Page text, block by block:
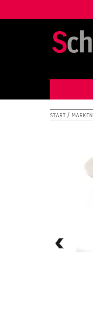
START MARKEN